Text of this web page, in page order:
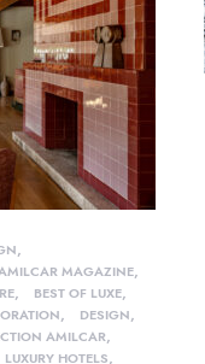
MAGAZINE
BEST OF LUXE
DESIGN
AMILCAR
LUXURY HOTELS